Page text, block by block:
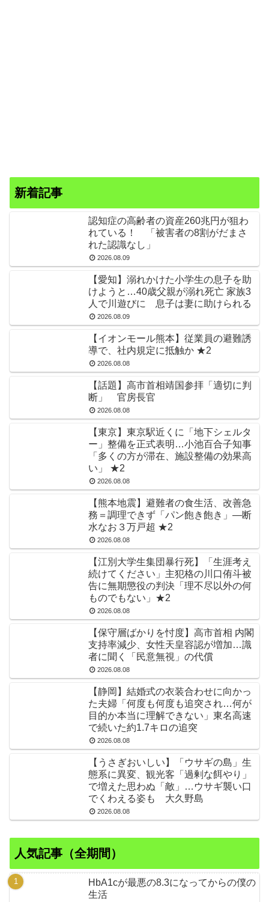
新着記事
認知症の高齢者の資産260兆円が狙わ
れている！ 「被害者の8割がだまさ
れた認識なし」
2026.08.09
【愛知】溺れかけた小学生の息子を助
けようと…40歳父親が溺れ死亡 家族3
人で川遊びに 息子は妻に助けられる
2026.08.09
【イオンモール熊本】従業員の避難誘
導で、社内規定に抵触か ★2
2026.08.08
【話題】高市首相靖国参拝「適切に判
断」 官房長官
2026.08.08
【東京】東京駅近くに「地下シェルタ
ー」整備を正式表明…小池百合子知事
「多くの方が滞在、施設整備の効果高
い」 ★2
2026.08.08
【熊本地震】避難者の食生活、改善急
務＝調理できず「パン飽き飽き」―断
水なお３万戸超 ★2
2026.08.08
【江別大学生集団暴行死】「生涯考え
続けてください」主犯格の川口侑斗被
告に無期懲役の判決「理不尽以外の何
ものでもない」★2
2026.08.08
【保守層ばかりを忖度】高市首相 内閣
支持率減少、女性天皇容認が増加…識
者に聞く「民意無視」の代償
2026.08.08
【静岡】結婚式の衣装合わせに向かっ
た夫婦「何度も何度も追突され…何が
目的か本当に理解できない」東名高速
で続いた約1.7キロの追突
2026.08.08
【うさぎおいしい】「ウサギの島」生
態系に異変、観光客「過剰な餌やり」
で増えた思わぬ「敵」…ウサギ襲い口
でくわえる姿も 大久野島
2026.08.08
人気記事（全期間）
HbA1cが最悪の8.3になってからの僕の
生活